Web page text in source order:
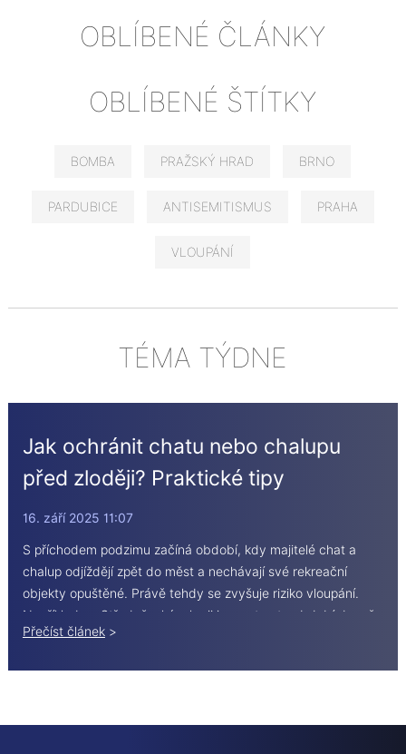
OBLÍBENÉ ČLÁNKY
OBLÍBENÉ ŠTÍTKY
BOMBA PRAŽSKÝ HRAD BRNO
PARDUBICE ANTISEMITISMUS PRAHA
VLOUPÁNÍ
TÉMA TÝDNE
Jak ochránit chatu nebo chalupu
před zloději? Praktické tipy
16. září 2025 11:07
S příchodem podzimu začíná období, kdy majitelé chat a
chalup odjíždějí zpět do měst a nechávají své rekreační
objekty opuštěné. Právě tehdy se zvyšuje riziko vloupání.
Například ve Středočeském kraji jsou v tomto období denně
vykradeny 3 až 4 rekreační nemovitosti. Klidná, méně
Přečíst článek>